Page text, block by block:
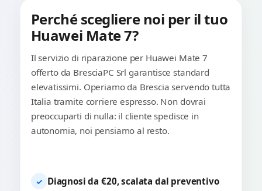
Perché scegliere noi per il tuo
Huawei Mate 7?
Il servizio di riparazione per Huawei Mate 7
offerto da BresciaPC Srl garantisce standard
elevatissimi. Operiamo da Brescia servendo tutta
Italia tramite corriere espresso. Non dovrai
preoccuparti di nulla: il cliente spedisce in
autonomia, noi pensiamo al resto.
✓ Diagnosi da €20, scalata dal preventivo